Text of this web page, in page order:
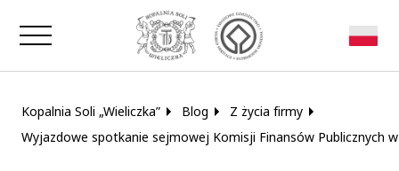
Zamknij okno
Kopalnia Soli „Wieliczka” Blog
Z życia firmy
Wyjazdowe spotkanie sejmowej Komisji Finansów Publicznych